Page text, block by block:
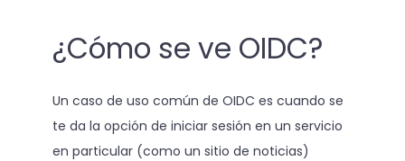
¿Cómo se ve OIDC?
Un caso de uso común de OIDC es cuando se
te da la opción de iniciar sesión en un servicio
en particular (como un sitio de noticias)